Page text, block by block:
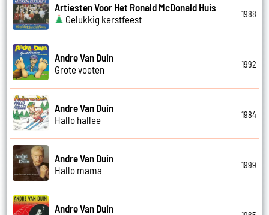
Artiesten Voor Het Ronald McDonald Huis
Gelukkig kerstfeest
1988
Andre Van Duin
Grote voeten
1992
Andre Van Duin
Hallo hallee
1984
Andre Van Duin
Hallo mama
1999
Andre Van Duin